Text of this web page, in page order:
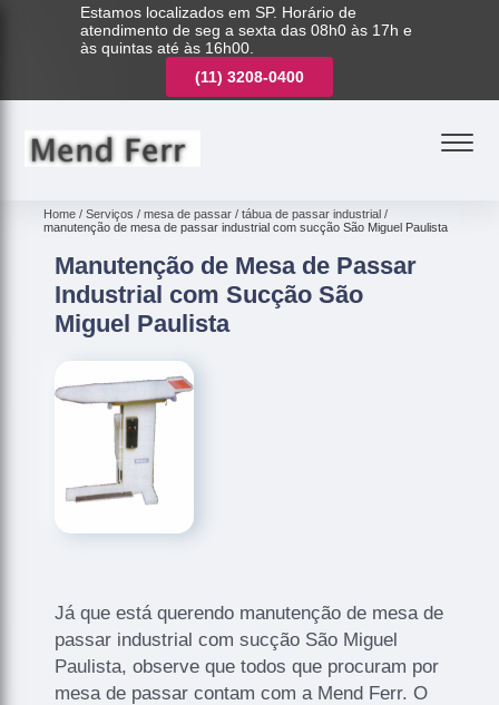
Estamos localizados em SP. Horário de
atendimento de seg a sexta das 08h0 às 17h e
às quintas até às 16h00.
(11) 3208-0400
Home Serviços mesa de passar
tábua de passar industrial
manutenção de mesa de passar industrial com sucção São Miguel Paulista
Manutenção de Mesa de Passar
Industrial com Sucção São
Miguel Paulista
Já que está querendo manutenção de mesa de
passar industrial com sucção São Miguel
Paulista, observe que todos que procuram por
mesa de passar contam com a Mend Ferr. O